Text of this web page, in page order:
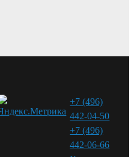
+7 (496)
442-04-50
+7 (496)
442-06-66